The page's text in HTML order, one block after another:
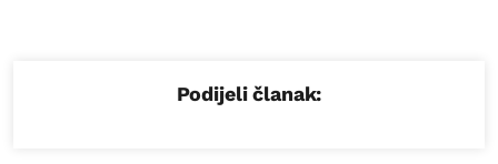
Podijeli članak: